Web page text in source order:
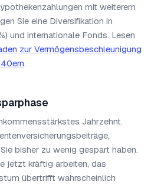
mit weiterem
Sie eine Diversifikation in
und internationale Fonds. Lesen
zur Vermögensbeschleunigung
.
Jahrzehnt.
bisher zu wenig gespart haben.
jetzt kräftig arbeiten, das
übertrifft wahrscheinlich